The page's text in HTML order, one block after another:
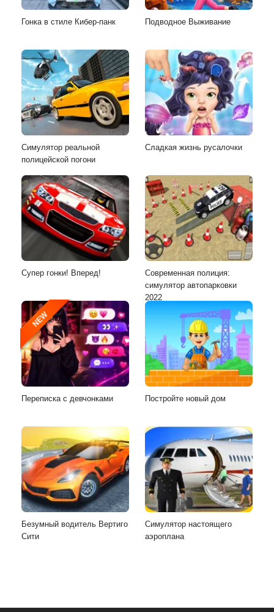
Гонка в стиле Кибер-панк Подводное Выживание
Симулятор реальной
полицейской погони
Сладкая жизнь русалочки
Супер гонки! Вперед!
Современная полиция:
симулятор автопарковки
2022
NEW
Переписка с девчонками Постройте новый дом
Безумный водитель Вертиго
Сити
Симулятор настоящего
аэроплана